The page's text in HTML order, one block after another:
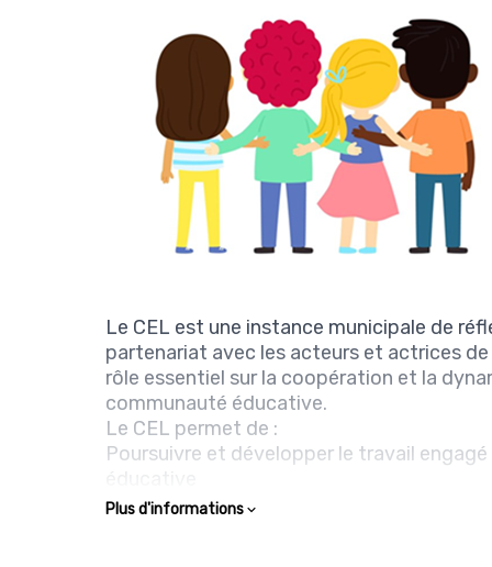
Le CEL est une instance municipale de
partenariat avec les acteurs et actrices
rôle essentiel sur la coopération et la
communauté éducative.
Le CEL permet de :
Poursuivre et développer le travail
Faire de l’éducation des enfants et de
Plus d'informations